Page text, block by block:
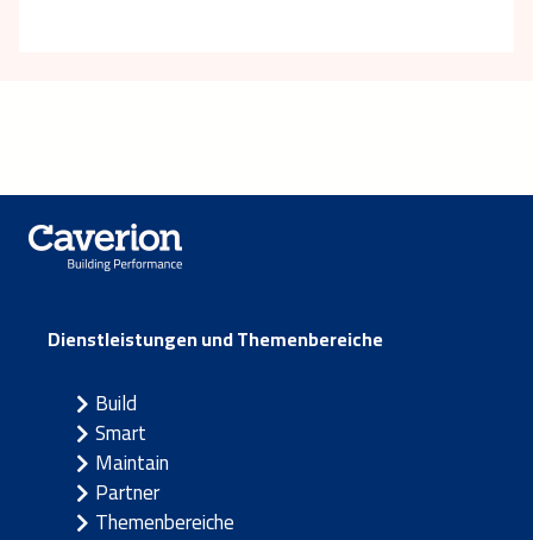
Dienstleistungen und Themenbereiche
Build
Smart
Maintain
Partner
Themenbereiche